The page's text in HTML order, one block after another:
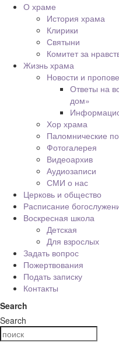
О храме
История храма
Клирики
Святыни
Комитет за
Жизнь храма
Новости и
Ответы на
дом»
Хор храма
Паломнические
Фотогалерея
Видеоархив
Аудиозаписи
СМИ о нас
Церковь и общество
Расписание
Воскресная школа
Детская
Для взрослых
Задать вопрос
Пожертвования
Подать записку
Контакты
Search
Search